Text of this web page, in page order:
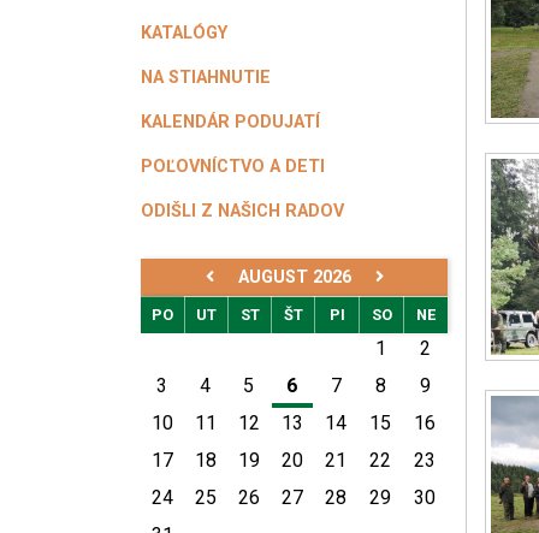
KATALÓGY
NA STIAHNUTIE
KALENDÁR PODUJATÍ
POĽOVNÍCTVO A DETI
ODIŠLI Z NAŠICH RADOV
AUGUST 2026
PO UT ST ŠT PI SO NE
1
2
3
4 5 6 7 8
9
10
11 12 13 14 15
16
17
18 19 20 21 22
23
24
25 26 27 28 29
30